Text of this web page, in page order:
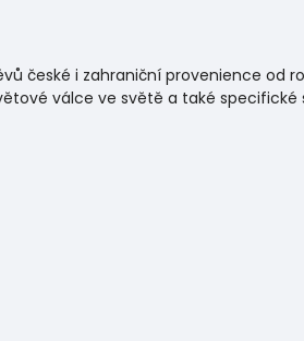
české i zahraniční provenience od
válce ve světě a také